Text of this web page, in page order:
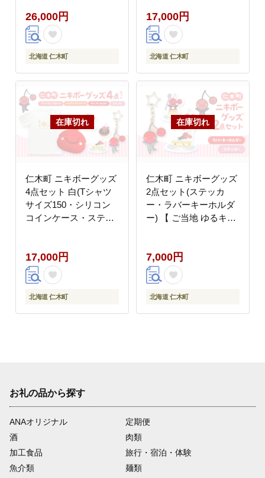
マスコット グッズ 雑貨
小物 日用品 さくらんぼ
】
26,000円
北海道 仁木町
ャラ 可愛い マスコット
グッズ 雑貨 小物 日用
品 さくらんぼ 】
17,000円
北海道 仁木町
仁木町 ニキボーグッズ
4点セット 白(Tシャツ
サイズ150・シリコン
コインケース・ステッ
ャラ 可愛い マスコット
グッズ 雑貨 小物 日用
品 さくらんぼ 】
17,000円
北海道 仁木町
仁木町 ニキボーグッズ
2点セット(ステッカ
ー・ラバーキーホルダ
ー) 【 ご当地 ゆるキャ
品 さくらんぼ 】
7,000円
北海道 仁木町
お礼の品から探す
ANAオリジナル
定期便
酒
肉類
加工食品
旅行・宿泊・体験
魚介類
麺類